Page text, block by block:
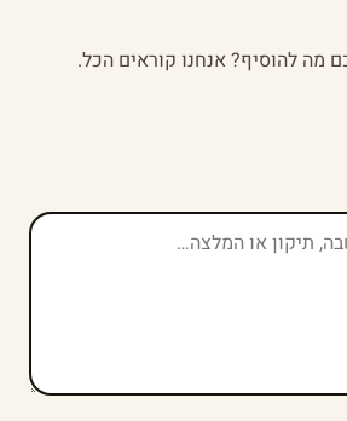
מה להוסיף? אנחנו קוראים הכל.